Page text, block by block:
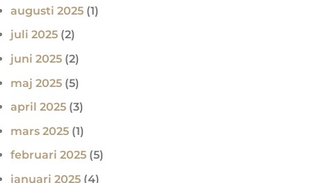
augusti 2025 (1)
juli 2025 (2)
juni 2025 (2)
maj 2025 (5)
april 2025 (3)
mars 2025 (1)
februari 2025 (5)
januari 2025 (4)